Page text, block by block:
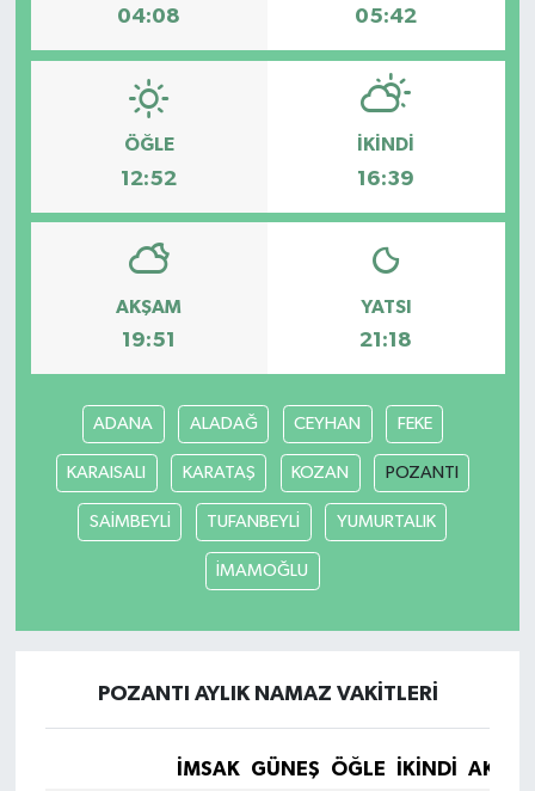
04:08 05:42
ÖĞLE
12:52
İKINDI
16:39
AKŞAM
19:51
YATSI
21:18
ADANA ALADAĞ CEYHAN FEKE
KARAISALI KARATAŞ KOZAN POZANTI
SAİMBEYLİ TUFANBEYLİ YUMURTALIK
İMAMOĞLU
POZANTI AYLIK NAMAZ VAKITLERI
İMSAK GÜNEŞ ÖĞLE İKINDI